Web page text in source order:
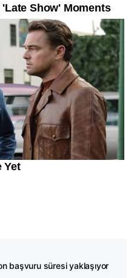
başvuru süresi yaklaşıyor